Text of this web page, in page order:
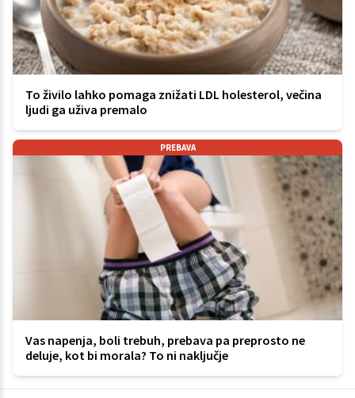
To živilo lahko pomaga znižati LDL holesterol, večina
ljudi ga uživa premalo
PREBAVA
Vas napenja, boli trebuh, prebava pa preprosto ne
deluje, kot bi morala? To ni naključje